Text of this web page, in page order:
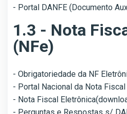
- Portal DANFE (Documento
1.3 - Nota
(NFe)
- Obrigatoriedade da NF
- Portal Nacional da Nota
- Nota Fiscal